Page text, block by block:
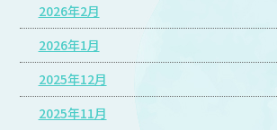
2026年2月
2026年1月
2025年12月
2025年11月